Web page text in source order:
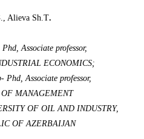
Alieva Sh.T.
Associate professor,
ECONOMICS;
Phd, Associate professor,
MANAGEMENT
OF OIL AND INDUSTRY,
OF AZERBAIJAN